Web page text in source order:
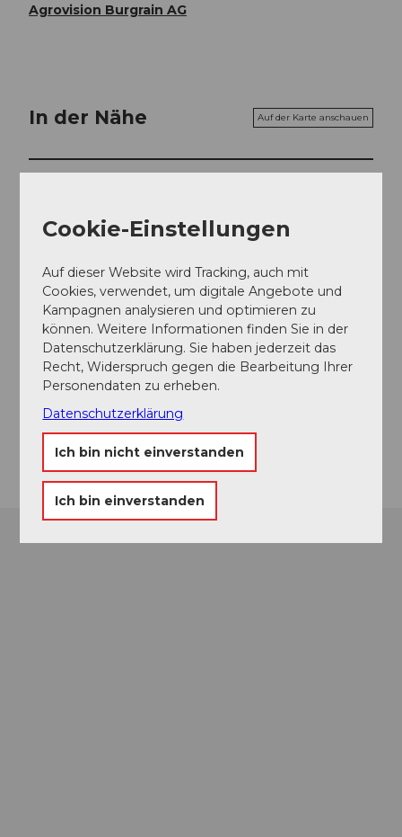
Agrovision Burgrain AG
In der Nähe Auf der Karte anschauen
Essen und Trinken
Veranstaltungsort
Agrovision Burgrain
Burgrain
6248Alberswil
Website
Anreise
Cookie-Einstellungen
Auf dieser Website wird Tracking, auch mit
Cookies, verwendet, um digitale Angebote und
Kampagnen analysieren und optimieren zu
können. Weitere Informationen finden Sie in der
Datenschutzerklärung. Sie haben jederzeit das
Recht, Widerspruch gegen die Bearbeitung Ihrer
Personendaten zu erheben.
Datenschutzerklärung
Ich bin nicht einverstanden
Ich bin einverstanden